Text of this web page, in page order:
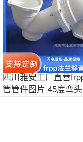
四川雅安工厂直营
管管件图片 45度弯
支持定制